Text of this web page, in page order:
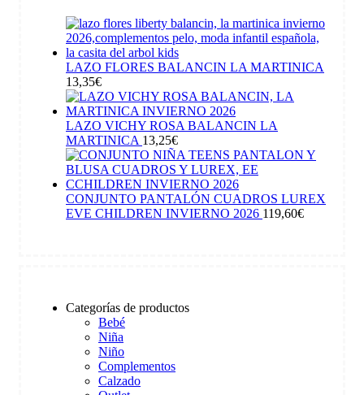
LAZO FLORES BALANCIN LA MARTINICA
13,35€
LAZO VICHY ROSA BALANCIN LA
MARTINICA 13,25€
CONJUNTO PANTALÓN CUADROS LUREX
EVE CHILDREN INVIERNO 2026 119,60€
Categorías de productos
Bebé
Niña
Niño
Complementos
Calzado